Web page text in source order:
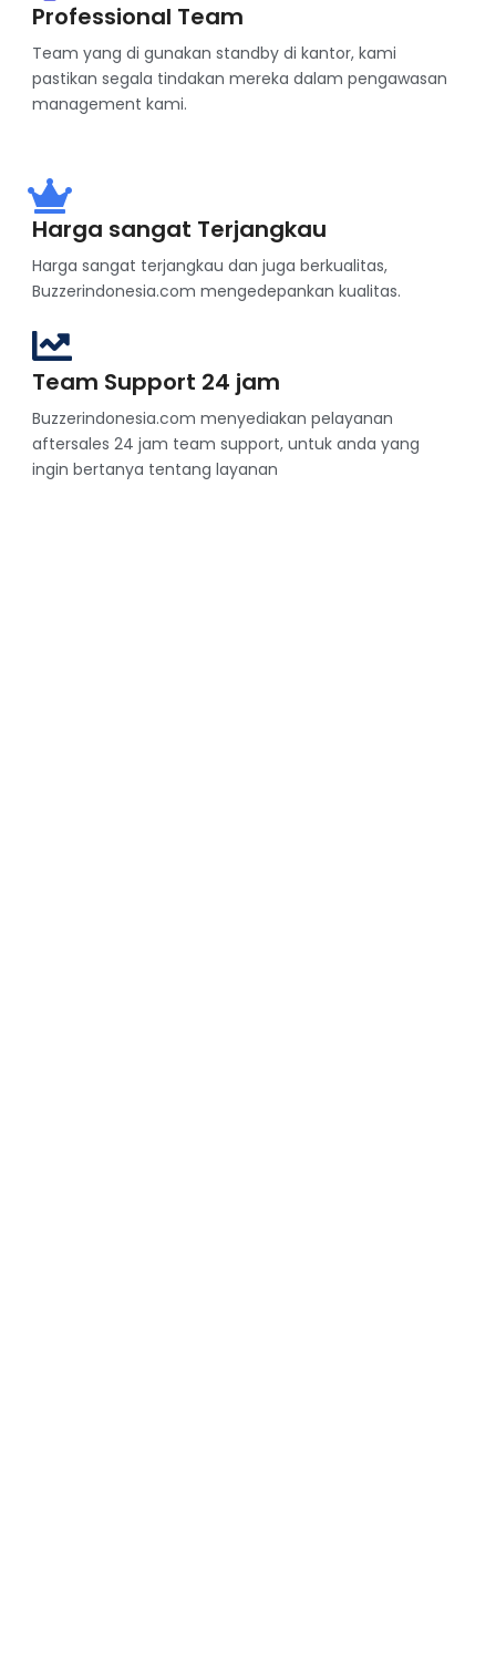
Professional Team
Team yang di gunakan standby di kantor, kami
pastikan segala tindakan mereka dalam pengawasan
management kami.
Harga sangat Terjangkau
Harga sangat terjangkau dan juga berkualitas,
Buzzerindonesia.com mengedepankan kualitas.
Team Support 24 jam
Buzzerindonesia.com menyediakan pelayanan
aftersales 24 jam team support, untuk anda yang
ingin bertanya tentang layanan